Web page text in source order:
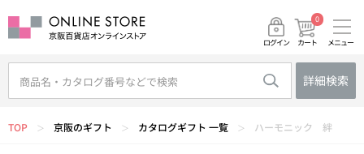
ログイン カート
0
メニュー
詳細検索
TOP ＞ 京阪のギフト ＞ カタログギフト 一覧 ＞ ハーモニック 絆